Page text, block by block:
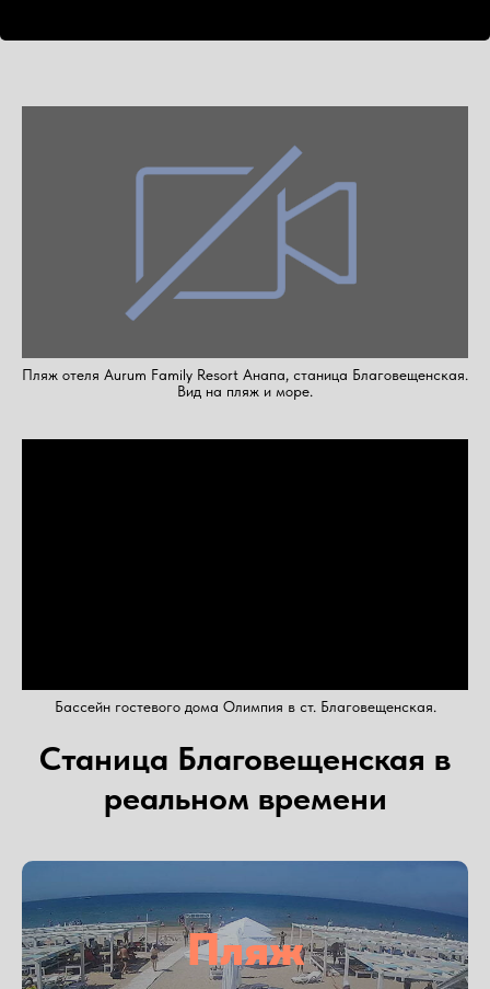
Пляж отеля Aurum Family Resort Анапа, станица Благовещенская.
Вид на пляж и море.
Бассейн гостевого дома Олимпия в ст. Благовещенская.
Станица Благовещенская в
реальном времени
Пляж